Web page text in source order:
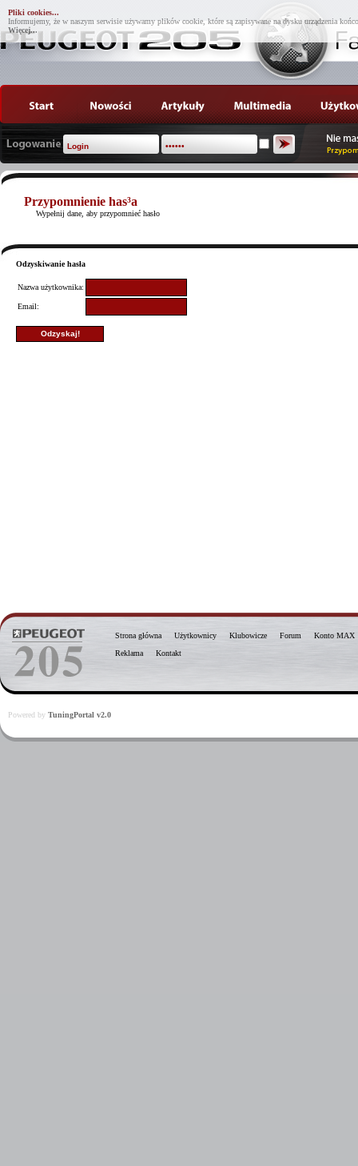
Pliki cookies...
Informujemy, że w naszym serwisie używamy plików cookie, które są zapisywane na dysku urządzenia
Więcej...
Przypomnienie has³a
Wypełnij dane, aby przypomnieć hasło
Odzyskiwanie hasła
Nazwa użytkownika:
Email:
Strona główna Użytkownicy Klubowicze Forum
Konto MAX
Reklama
Kontakt
Powered by TuningPortal v2.0